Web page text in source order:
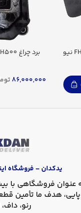
لاستیک موشکی سقف FH500 نیو
برد چراغ FH500سایپا دیزل یورو5
86,000,000
یدکدان – فروشگاه
هدف ما تأمین
رنو،